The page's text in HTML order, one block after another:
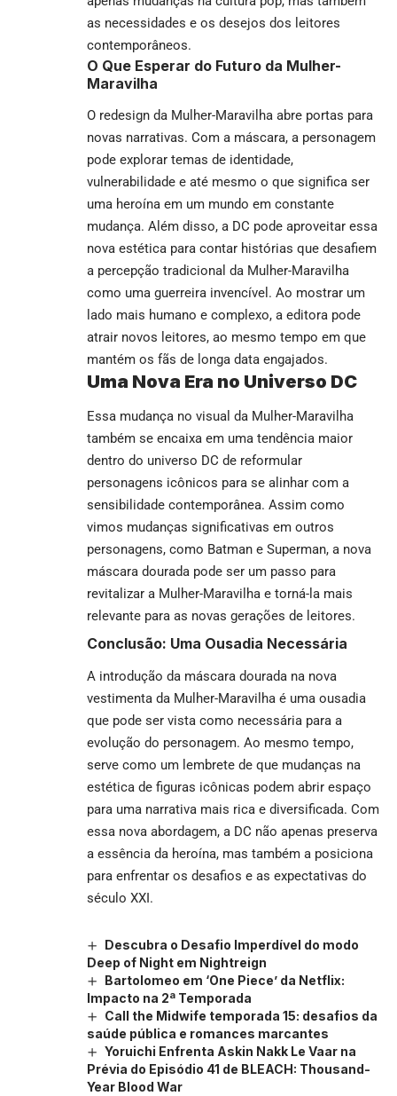
as necessidades e os desejos dos leitores
contemporâneos.
O Que Esperar do Futuro da Mulher-
Maravilha
O redesign da Mulher-Maravilha abre portas para
novas narrativas. Com a máscara, a personagem
pode explorar temas de identidade,
vulnerabilidade e até mesmo o que significa ser
uma heroína em um mundo em constante
mudança. Além disso, a DC pode aproveitar essa
nova estética para contar histórias que desafiem
a percepção tradicional da Mulher-Maravilha
como uma guerreira invencível. Ao mostrar um
lado mais humano e complexo, a editora pode
atrair novos leitores, ao mesmo tempo em que
mantém os fãs de longa data engajados.
Uma Nova Era no Universo DC
Essa mudança no visual da Mulher-Maravilha
também se encaixa em uma tendência maior
dentro do universo DC de reformular
personagens icônicos para se alinhar com a
sensibilidade contemporânea. Assim como
vimos mudanças significativas em outros
personagens, como Batman e Superman, a nova
máscara dourada pode ser um passo para
revitalizar a Mulher-Maravilha e torná-la mais
relevante para as novas gerações de leitores.
Conclusão: Uma Ousadia Necessária
A introdução da máscara dourada na nova
vestimenta da Mulher-Maravilha é uma ousadia
que pode ser vista como necessária para a
evolução do personagem. Ao mesmo tempo,
serve como um lembrete de que mudanças na
estética de figuras icônicas podem abrir espaço
para uma narrativa mais rica e diversificada. Com
essa nova abordagem, a DC não apenas preserva
a essência da heroína, mas também a posiciona
para enfrentar os desafios e as expectativas do
século XXI.
Descubra o Desafio Imperdível do modo
Deep of Night em Nightreign
Bartolomeo em ‘One Piece’ da Netflix:
Impacto na 2ª Temporada
Call the Midwife temporada 15: desafios da
saúde pública e romances marcantes
Yoruichi Enfrenta Askin Nakk Le Vaar na
Prévia do Episódio 41 de BLEACH: Thousand-
Year Blood War